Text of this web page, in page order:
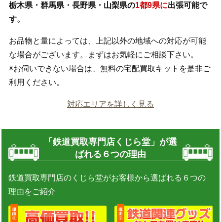
栃木県・群馬県・長野県・山梨県の1都9県に出張可能で
す。
お品物と量によっては、上記以外の地域への対応が可能
な場合がございます。まずはお気軽にご相談下さい。
※お伺いできない場合は、無料の宅配買取キットを是非ご
利用ください。
対応エリアを詳しく見る
「鉄道買取専門店くじら堂」が選
ばれる６つの理由
鉄道買取専門店のくじら堂がお客様から選ばれる６つの
理由をご紹介